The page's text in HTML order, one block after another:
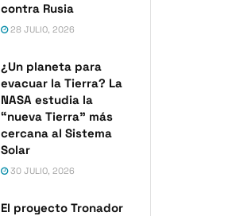
contra Rusia
28 JULIO, 2026
¿Un planeta para
evacuar la Tierra? La
NASA estudia la
“nueva Tierra” más
cercana al Sistema
Solar
30 JULIO, 2026
El proyecto Tronador